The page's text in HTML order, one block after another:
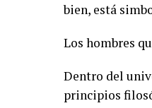
bien, está
Los hombres
Dentro del
principios